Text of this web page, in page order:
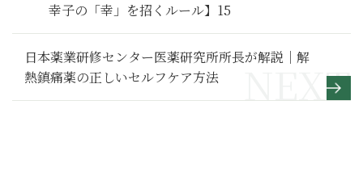
幸子の「幸」を招くルール】15
日本薬業研修センター医薬研究所所長が解説｜解
熱鎮痛薬の正しいセルフケア方法